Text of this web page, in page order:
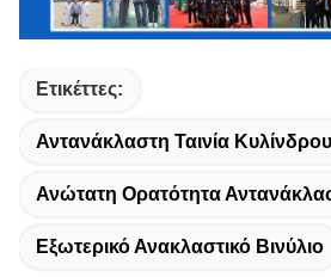
Ετικέττες:
Αντανάκλαστη Ταινία Κυλίνδρου
Ανώτατη Ορατότητα
Εξωτερικό Ανακλαστικό Βινύλιο